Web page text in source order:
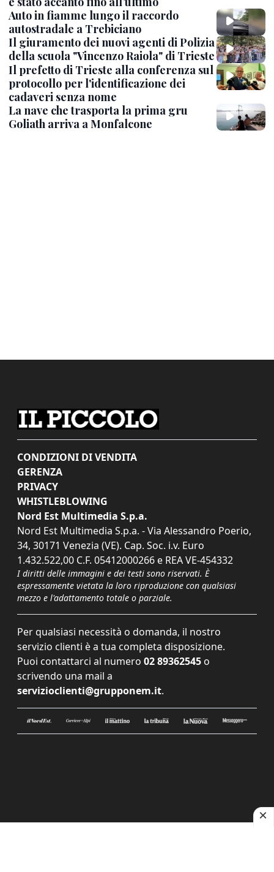
Auto in fiamme lungo il raccordo
autostradale a Trebiciano
Il giuramento dei nuovi agenti di Polizia
della scuola "Vincenzo Raiola" di Trieste
Il prefetto di Trieste alla conferenza sul
protocollo per l'identificazione dei
cadaveri senza nome
La nave che trasporta la prima gru
Goliath arriva a Monfalcone
CONDIZIONI DI VENDITA
GERENZA
PRIVACY
WHISTLEBLOWING
Nord Est Multimedia S.p.a.
Nord Est Multimedia S.p.a. - Via Alessandro Poerio,
34, 30171 Venezia (VE). Cap. Soc. i.v. Euro
1.432.522,00 C.F. 05412000266 e REA VE-454332
I diritti delle immagini e dei testi sono riservati. È
espressamente vietata la loro riproduzione con qualsiasi
mezzo e l'adattamento totale o parziale.
Per qualsiasi necessità o domanda, il nostro
servizio clienti è a tua completa disposizione.
Puoi contattarci al numero 02 89362545 o
scrivendo una mail a
servizioclienti@grupponem.it.